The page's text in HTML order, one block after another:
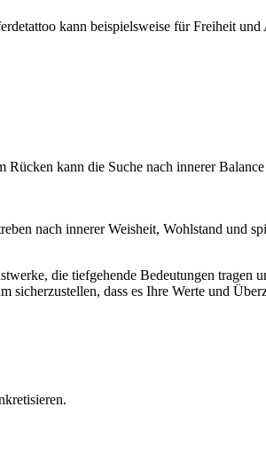
kann beispielsweise für Freiheit und
kann die Suche nach innerer
nach innerer Weisheit, Wohlstand und
die tiefgehende Bedeutungen tragen
dass es Ihre Werte und